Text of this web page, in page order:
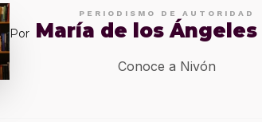
PERIODISMO DE AUTORIDAD
Por María de los
Conoce a Nivón